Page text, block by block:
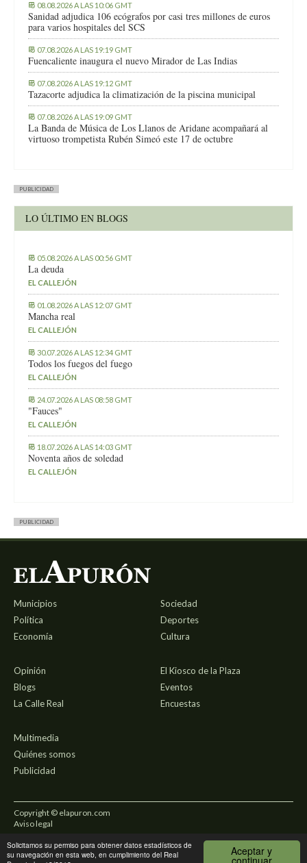
Aceptar y
continuar
Solicitamos su permiso para obtener datos estadísticos de
su navegación en esta web, en cumplimiento del Real
08.08.2026 A LAS 10:06 GMT
Sanidad adjudica 106 ecógrafos por casi tres millones de euros
para varios hospitales del SCS
07.08.2026 A LAS 19:19 GMT
Fuencaliente inaugura el nuevo Mirador de Las Indias
07.08.2026 A LAS 19:12 GMT
Tazacorte adjudica la climatización de la piscina municipal
07.08.2026 A LAS 19:09 GMT
La Banda de Música de Los Llanos de Aridane acompañará al
virtuoso trompetista Rubén Simeó este 17 de octubre
PUBLICIDAD
LO ÚLTIMO EN BLOGS
05.08.2026 A LAS 00:56 GMT
La deuda
EL CALLEJÓN
01.08.2026 A LAS 12:07 GMT
Mancha real
EL CALLEJÓN
30.07.2026 A LAS 12:34 GMT
Todos los fuegos del fuego
EL CALLEJÓN
24.07.2026 A LAS 08:58 GMT
"Fauces"
EL CALLEJÓN
18.07.2026 A LAS 14:03 GMT
Noventa años de soledad
EL CALLEJÓN
PUBLICIDAD
Municipios
Política
Economía
Sociedad
Deportes
Cultura
Opinión
Blogs
La Calle Real
El Kiosco de la Plaza
Eventos
Encuestas
Multimedia
Quiénes somos
Publicidad
Copyright © elapuron.com
Aviso legal
Política de privacidad